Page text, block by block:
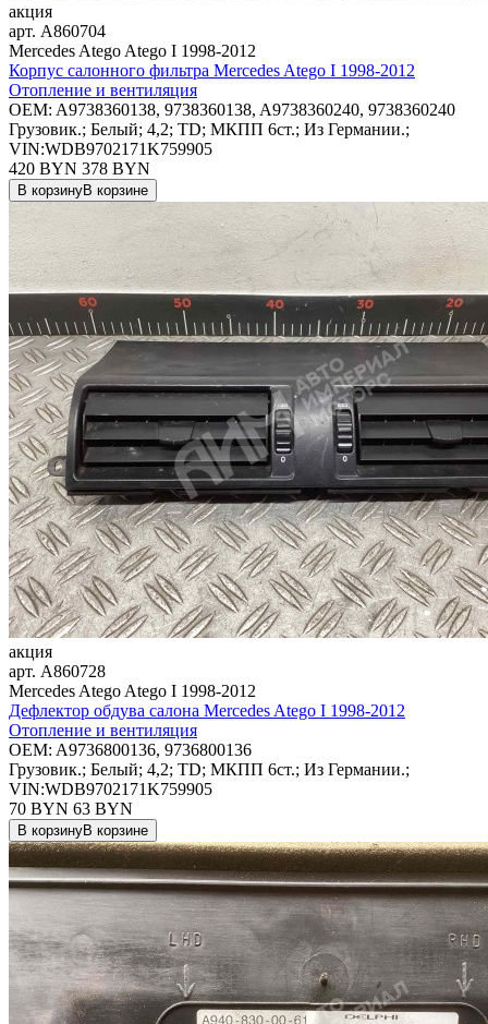
акция
арт. A860704
Mercedes Atego Atego I 1998-2012
Корпус салонного фильтра Mercedes Atego I 1998-2012
Отопление и вентиляция
OEM: A9738360138, 9738360138, A9738360240, 9738360240
Грузовик.; Белый; 4,2; TD; МКПП 6ст.; Из Германии.;
VIN:WDB9702171K759905
420 BYN 378 BYN
В корзинуВ корзине
акция
арт. A860728
Mercedes Atego Atego I 1998-2012
Дефлектор обдува салона Mercedes Atego I 1998-2012
Отопление и вентиляция
OEM: A9736800136, 9736800136
Грузовик.; Белый; 4,2; TD; МКПП 6ст.; Из Германии.;
VIN:WDB9702171K759905
70 BYN 63 BYN
В корзинуВ корзине